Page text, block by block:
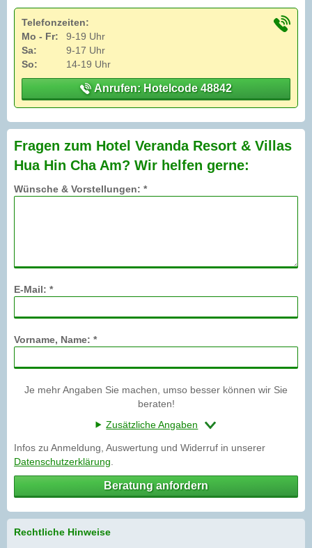
Telefonzeiten:
Mo - Fr:
9-19 Uhr
Sa:
9-17 Uhr
So:
14-19 Uhr
Anrufen: Hotelcode 48842
Fragen zum Hotel Veranda Resort & Villas
Hua Hin Cha Am? Wir helfen gerne:
Wünsche & Vorstellungen: *
E-Mail: *
Vorname, Name: *
Je mehr Angaben Sie machen, umso besser können wir Sie
beraten!
Zusätzliche Angaben
Infos zu Anmeldung, Auswertung und Widerruf in unserer
Datenschutzerklärung
Beratung anfordern
Rechtliche Hinweise